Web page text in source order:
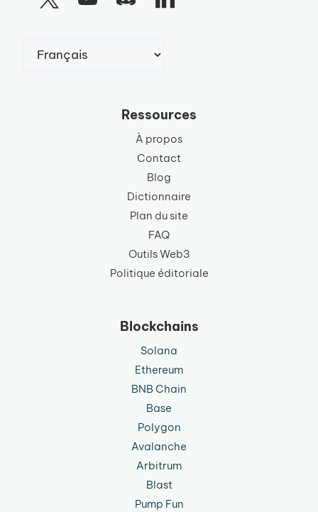
une
Ressources
À propos
Contact
Blog
Dictionnaire
Plan du site
FAQ
Outils Web3
Politique éditoriale
Blockchains
Solana
Ethereum
BNB Chain
Base
Polygon
Avalanche
Arbitrum
Blast
Pump Fun